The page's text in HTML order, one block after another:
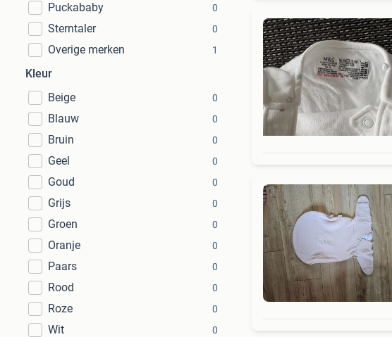
Puckababy 0
Sterntaler 0
Overige merken 1
Kleur
Beige
0
Blauw 0
Bruin 0
Geel 0
Goud 0
Grijs 0
Groen 0
Oranje 0
Paars 0
Rood 0
Roze 0
Wit 0